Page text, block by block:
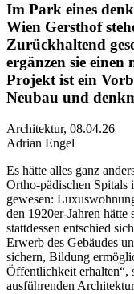
Im Park eines
Wien Gersthof
Zurückhaltend
ergänzen sie einen
Projekt ist ein
Neubau und
Architektur, 08.04.26
Adrian Engel
Es hätte alles ganz
Ortho-pädischen Spitals
gewesen:
den 1920er-Jahren
stattdessen entschied
Erwerb des Gebäudes
sichern, Bildung
Öffentlichkeit erhalten“,
ausführenden